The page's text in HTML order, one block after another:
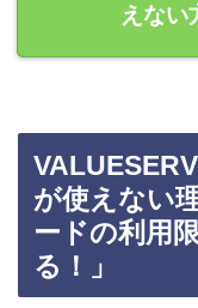
えない
が使えない
ードの利用
る！」